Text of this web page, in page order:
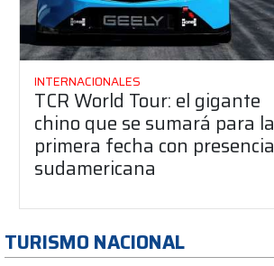
INTERNACIONALES
TCR World Tour: el gigante
chino que se sumará para la
primera fecha con presencia
sudamericana
TURISMO NACIONAL